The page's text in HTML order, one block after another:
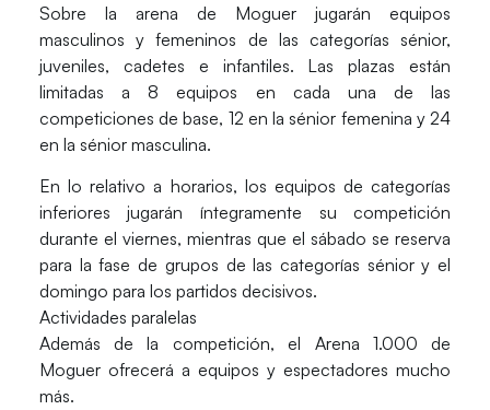
Sobre la arena de Moguer jugarán equipos
masculinos y femeninos de las categorías sénior,
juveniles, cadetes e infantiles. Las plazas están
limitadas a 8 equipos en cada una de las
competiciones de base, 12 en la sénior femenina y 24
en la sénior masculina.
En lo relativo a horarios, los equipos de categorías
inferiores jugarán íntegramente su competición
durante el viernes, mientras que el sábado se reserva
para la fase de grupos de las categorías sénior y el
domingo para los partidos decisivos.
Actividades paralelas
Además de la competición, el Arena 1.000 de
Moguer ofrecerá a equipos y espectadores mucho
más.